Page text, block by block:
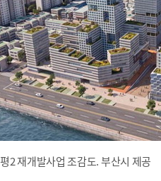
2 재개발사업 조감도. 부산시 제공